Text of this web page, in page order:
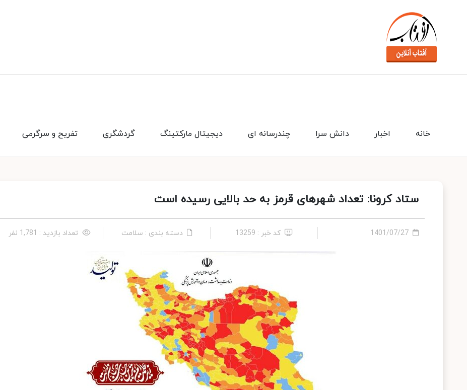
تفریح و سرگرمی گردشگری دیجیتال مارکتینگ چندرسانه ای دانش سرا اخبار خانه
ستاد کرونا: تعداد شهرهای قرمز به حد بالایی رسیده است
1401/07/27 کد خبر : 13259 دسته بندی : سلامت تعداد بازدید : 1,781 نفر